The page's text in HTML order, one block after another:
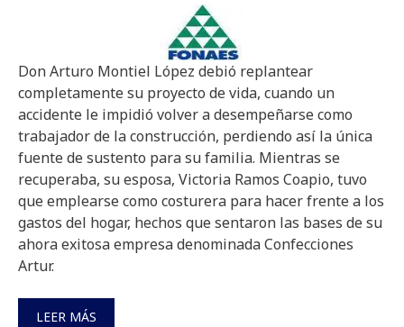
Don Arturo Montiel López debió replantear
completamente su proyecto de vida, cuando un
accidente le impidió volver a desempeñarse como
trabajador de la construcción, perdiendo así la única
fuente de sustento para su familia. Mientras se
recuperaba, su esposa, Victoria Ramos Coapio, tuvo
que emplearse como costurera para hacer frente a los
gastos del hogar, hechos que sentaron las bases de su
ahora exitosa empresa denominada Confecciones
Artur.
LEER MÁS